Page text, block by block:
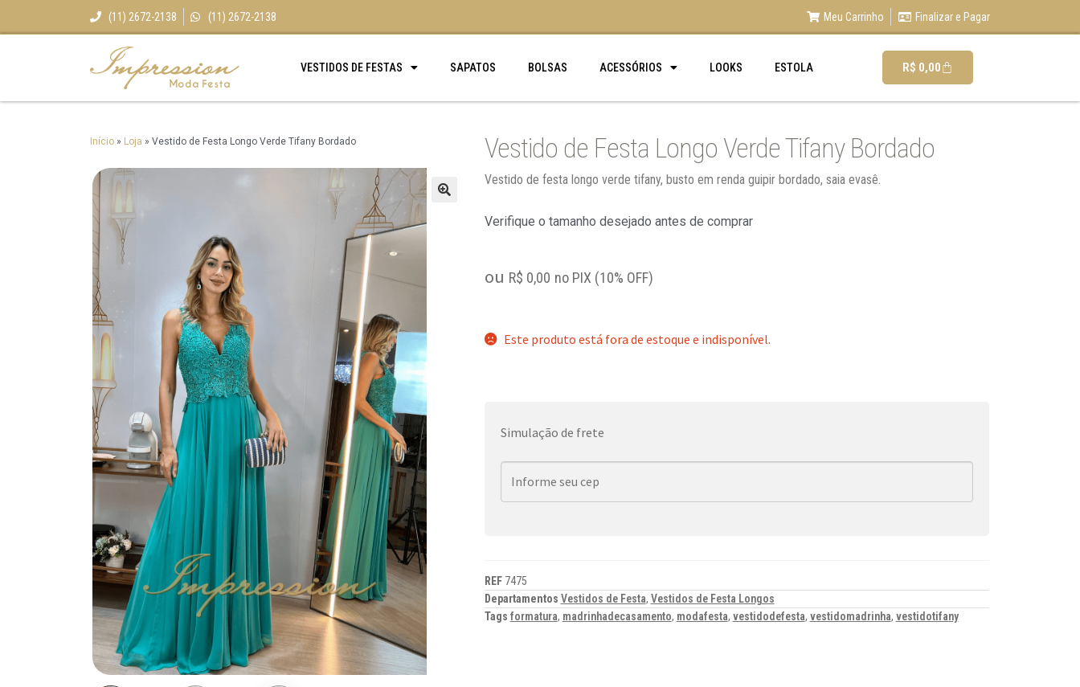
(11) 2672-2138 (11) 2672-2138 Meu Carrinho Finalizar e Pagar
VESTIDOS DE FESTAS SAPATOS BOLSAS ACESSÓRIOS LOOKS ESTOLA R$ 0,00
Início » Loja » Vestido de Festa Longo Verde Tifany Bordado Vestido de Festa Longo Verde Tifany Bordado
Vestido de festa longo verde tifany, busto em renda guipir bordado, saia evasê.
Verifique o tamanho desejado antes de comprar
ou R$ 0,00 no PIX (10% OFF)
Este produto está fora de estoque e indisponível.
Simulação de frete
REF 7475
Departamentos Vestidos de Festa, Vestidos de Festa Longos
Tags formatura, madrinhadecasamento, modafesta, vestidodefesta, vestidomadrinha, vestidotifany